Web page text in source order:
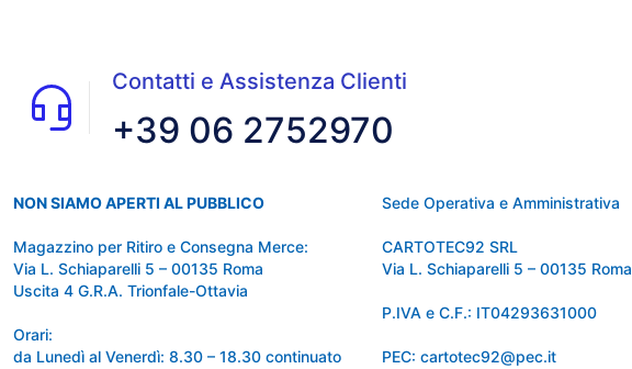
Contatti e Assistenza Clienti
+39 06 2752970
NON SIAMO APERTI AL PUBBLICO
Magazzino per Ritiro e Consegna Merce:
Via L. Schiaparelli 5 – 00135 Roma
Uscita 4 G.R.A. Trionfale-Ottavia
Orari:
da Lunedì al Venerdì: 8.30 – 18.30 continuato
Sede Operativa e Amministrativa
CARTOTEC92 SRL
Via L. Schiaparelli 5 – 00135 Roma
P.IVA e C.F.: IT04293631000
PEC: cartotec92@pec.it